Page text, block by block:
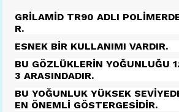
GRİLAMİD TR90 ADLI
R.
ESNEK BİR KULLANIMI VARDIR.
BU GÖZLÜKLERİN YOĞUNLUĞU
3 ARASINDADIR.
BU YOĞUNLUK YÜKSEK
EN ÖNEMLİ GÖSTERGESİDİR.